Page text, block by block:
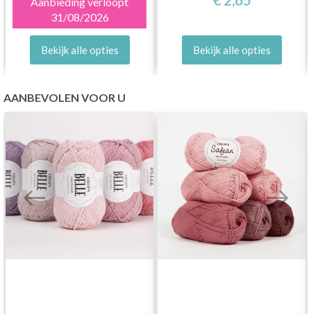
31/08/2026
Bekijk alle opties Bekijk alle opties
AANBEVOLEN VOOR U